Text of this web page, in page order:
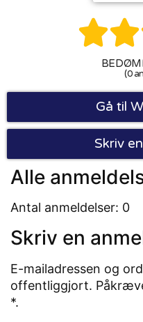

(0
Gå til
Skriv
Alle
Antal anmeldelser: 0
Skriv en
E-mailadressen og
offentliggjort.
*.